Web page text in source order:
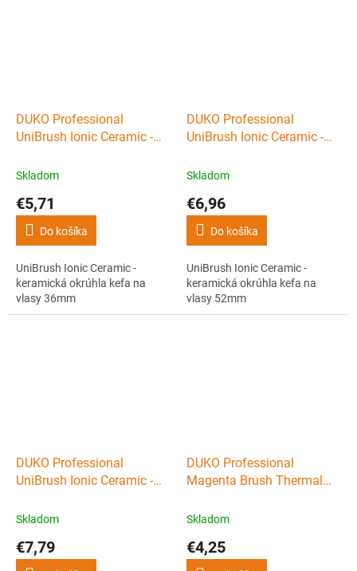
DUKO Professional
UniBrush Ionic Ceramic -
vlasy 36mm
Skladom
€5,71
Do košíka
UniBrush Ionic Ceramic -
keramická okrúhla kefa na
vlasy 36mm
DUKO Professional
UniBrush Ionic Ceramic -
vlasy 52mm
Skladom
€6,96
Do košíka
UniBrush Ionic Ceramic -
keramická okrúhla kefa na
vlasy 52mm
DUKO Professional
UniBrush Ionic Ceramic -
vlasy 62mm
Skladom
€7,79
DUKO Professional
Magenta Brush Thermal
kefa na vlasy 25mm
Skladom
€4,25